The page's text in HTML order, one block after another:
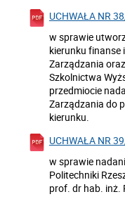
UCHWAŁA NR
w sprawie
kierunku finanse
Zarządzania
Szkolnictwa
przedmiocie
Zarządzania do
kierunku.
UCHWAŁA NR
w sprawie
Politechniki
prof. dr hab. inż.